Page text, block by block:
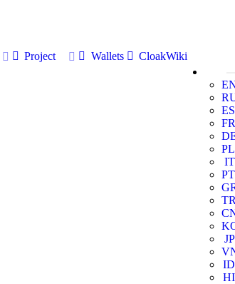
Project Wallets
CloakWiki
ES
FR
PL
IT
PT
JP
ID
HI